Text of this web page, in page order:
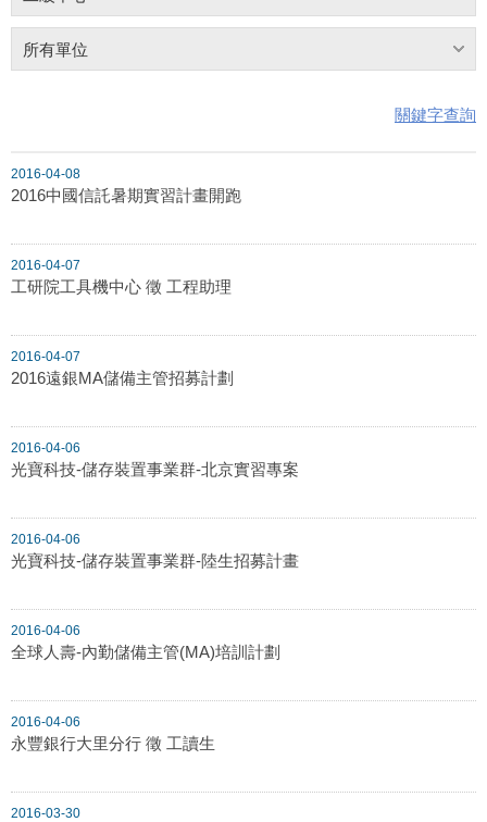
所有單位
關鍵字查詢
2016-04-08
2016中國信託暑期實習計畫開跑
2016-04-07
工研院工具機中心 徵 工程助理
2016-04-07
2016遠銀MA儲備主管招募計劃
2016-04-06
光寶科技-儲存裝置事業群-北京實習專案
2016-04-06
光寶科技-儲存裝置事業群-陸生招募計畫
2016-04-06
全球人壽-內勤儲備主管(MA)培訓計劃
2016-04-06
永豐銀行大里分行 徵 工讀生
2016-03-30